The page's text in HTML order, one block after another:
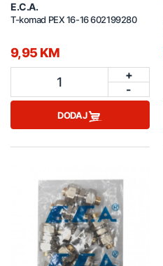
E.C.A.
T-komad PEX 16-16 602199280
9,95 KM
1
+
-
DODAJ